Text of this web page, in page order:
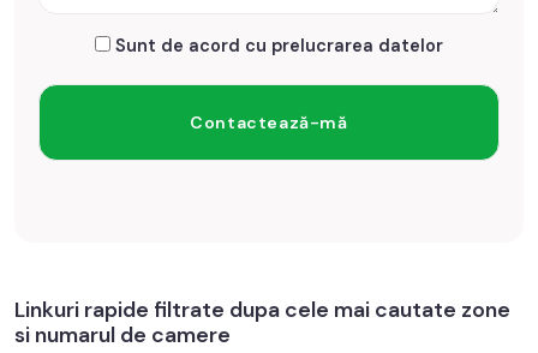
Sunt de acord cu prelucrarea datelor
Linkuri rapide filtrate dupa cele mai cautate zone
si numarul de camere